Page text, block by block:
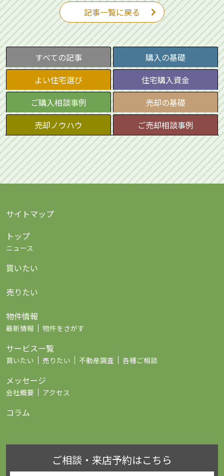
記事一覧に戻る
すべての記事
購入の基礎
よい住宅選び
住宅購入資金
ご購入相談事例
売却の基礎
売却ノウハウ
ご売却相談事例
サイトマップ
トップ
ニュース
買いたい
売りたい
物件情報
最新情報 物件をさがす
サービス一覧
買いたい 売りたい 不動産調査 各種ご相談
メッセージ
会社概要 アクセス
コラム
ご相談・来店予約はこちら